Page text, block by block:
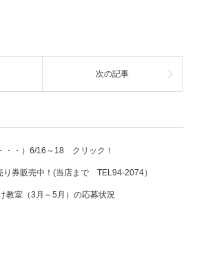
次の記事
・・）6/16～18 クリック！
券販売中！(当店まで TEL94-2074）
教室（3月～5月）の応募状況